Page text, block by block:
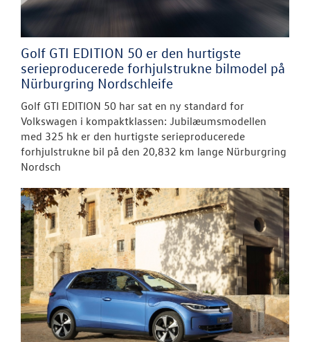
Golf GTI EDITION 50 er den hurtigste
serieproducerede forhjulstrukne bilmodel på
Nürburgring Nordschleife
Golf GTI EDITION 50 har sat en ny standard for
Volkswagen i kompaktklassen: Jubilæumsmodellen
med 325 hk er den hurtigste serieproducerede
forhjulstrukne bil på den 20,832 km lange Nürburgring
Nordsch